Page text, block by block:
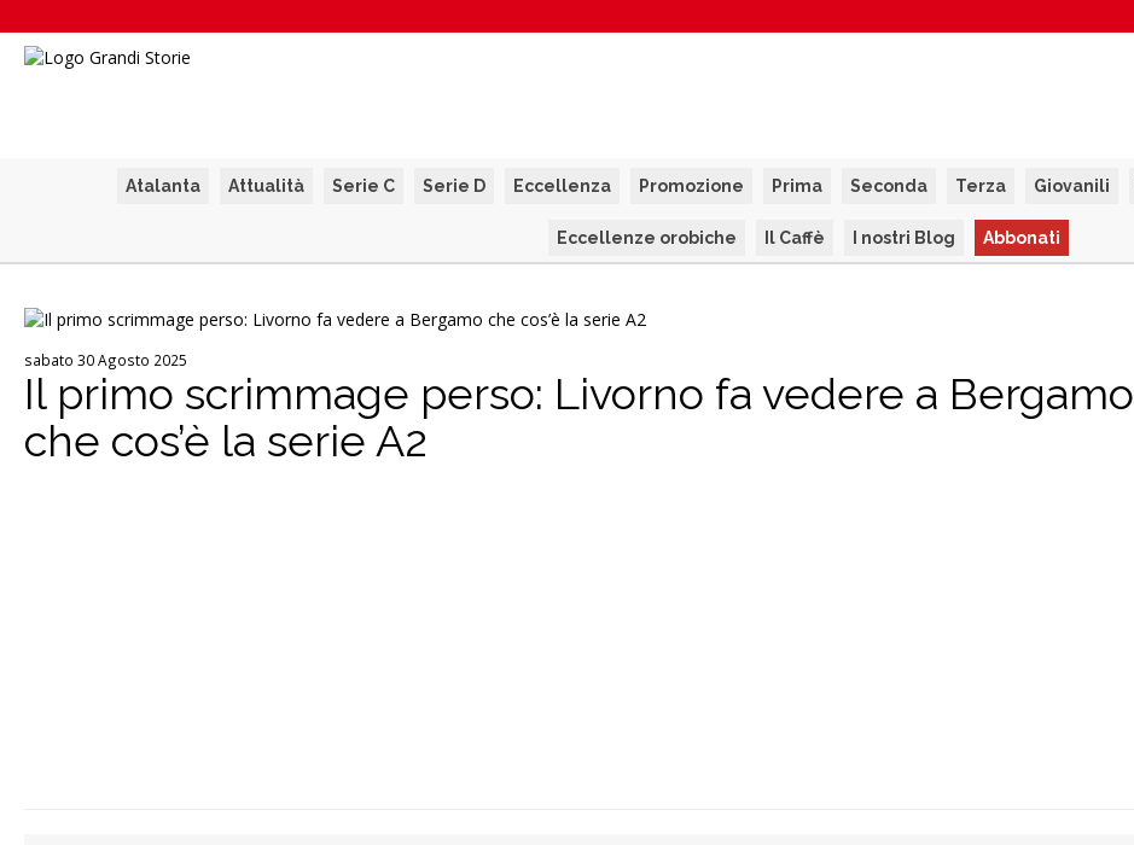
Atalanta Attualità Serie C Serie D Eccellenza Promozione Prima Seconda Terza Giovanili
Eccellenze orobiche Il Caffè I nostri Blog Abbonati
sabato 30 Agosto 2025
Il primo scrimmage perso: Livorno fa vedere a Bergamo
che cos’è la serie A2